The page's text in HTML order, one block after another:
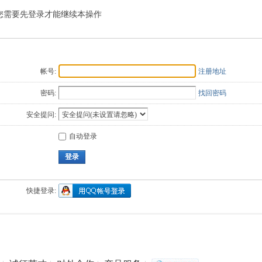
需要先登录才能继续本操作
帐号: 注册地址
密码: 找回密码
安全提问:
自动登录
登录
快捷登录: